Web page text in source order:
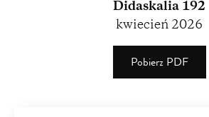
Didaskalia 192
kwiecień 2026
Pobierz PDF
(2.88